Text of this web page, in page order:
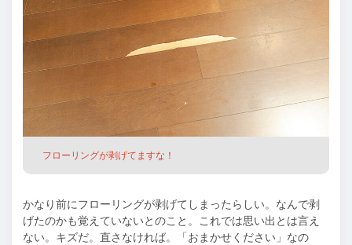
フローリングが剥げてますな！
かなり前にフローリングが剥げてしまったらしい。なんで剥
げたのかも覚えていないとのこと。これでは思い出とは言え
ない。キズだ。直さなければ。「おまかせください」なの